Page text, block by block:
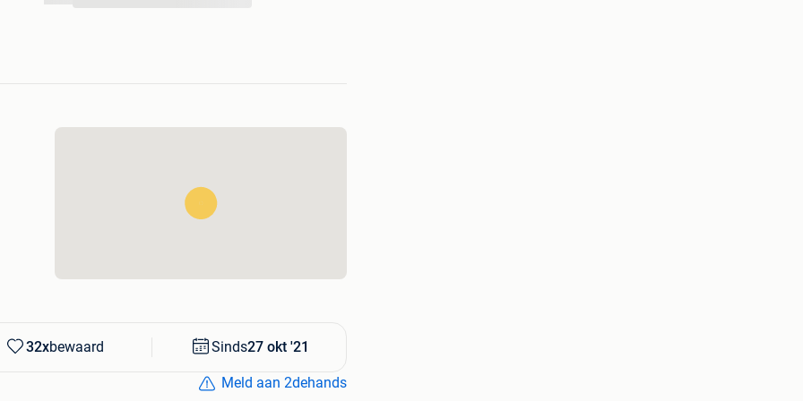
btw)
32xbewaard Sinds27 okt '21
Meld aan 2dehands